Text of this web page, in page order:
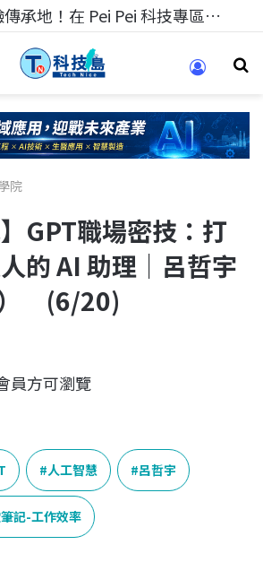
科技人的經驗傳承地！在 Pei Pei 科技專區，與學弟妹交流最硬核的技術
院
】GPT職場密技：打
的 AI 助理｜呂哲宇
） (6/20)
員方可瀏覽
人工智慧 呂哲宇
記-工作效率